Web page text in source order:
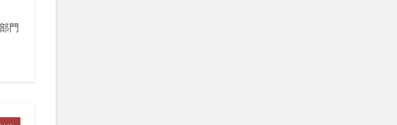
門